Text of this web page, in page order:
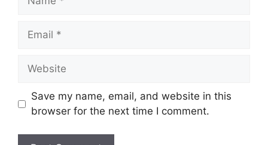
Email
Website
Save my name, email, and website in this
browser for the next time I comment.